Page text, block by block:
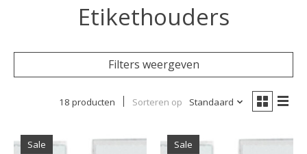
Etikethouders
Filters weergeven
18 producten Sorteren op Standaard
Sale Sale